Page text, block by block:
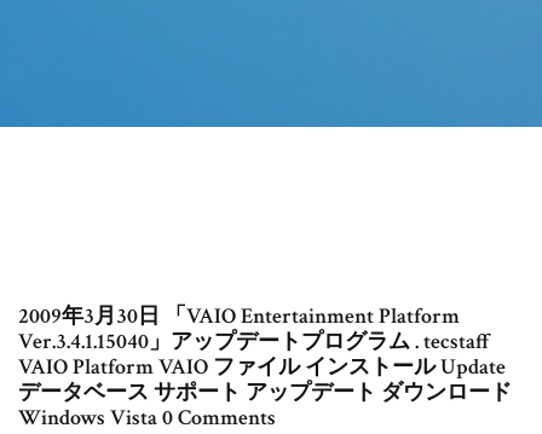
2009年3月30日 「VAIO Entertainment Platform
Ver.3.4.1.15040」アップデートプログラム . tecstaff
VAIO Platform VAIO ファイル インストール Update
データベース サポート アップデート ダウンロード
Windows Vista 0 Comments